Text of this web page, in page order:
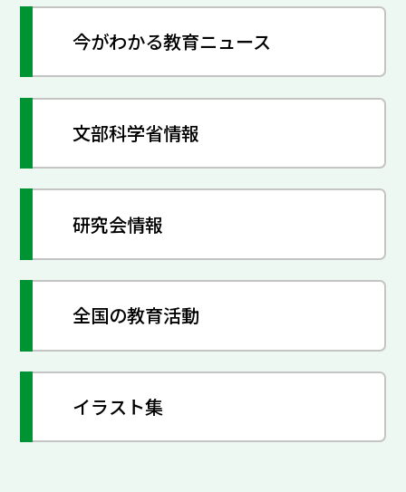
今がわかる教育ニュース
文部科学省情報
研究会情報
全国の教育活動
イラスト集